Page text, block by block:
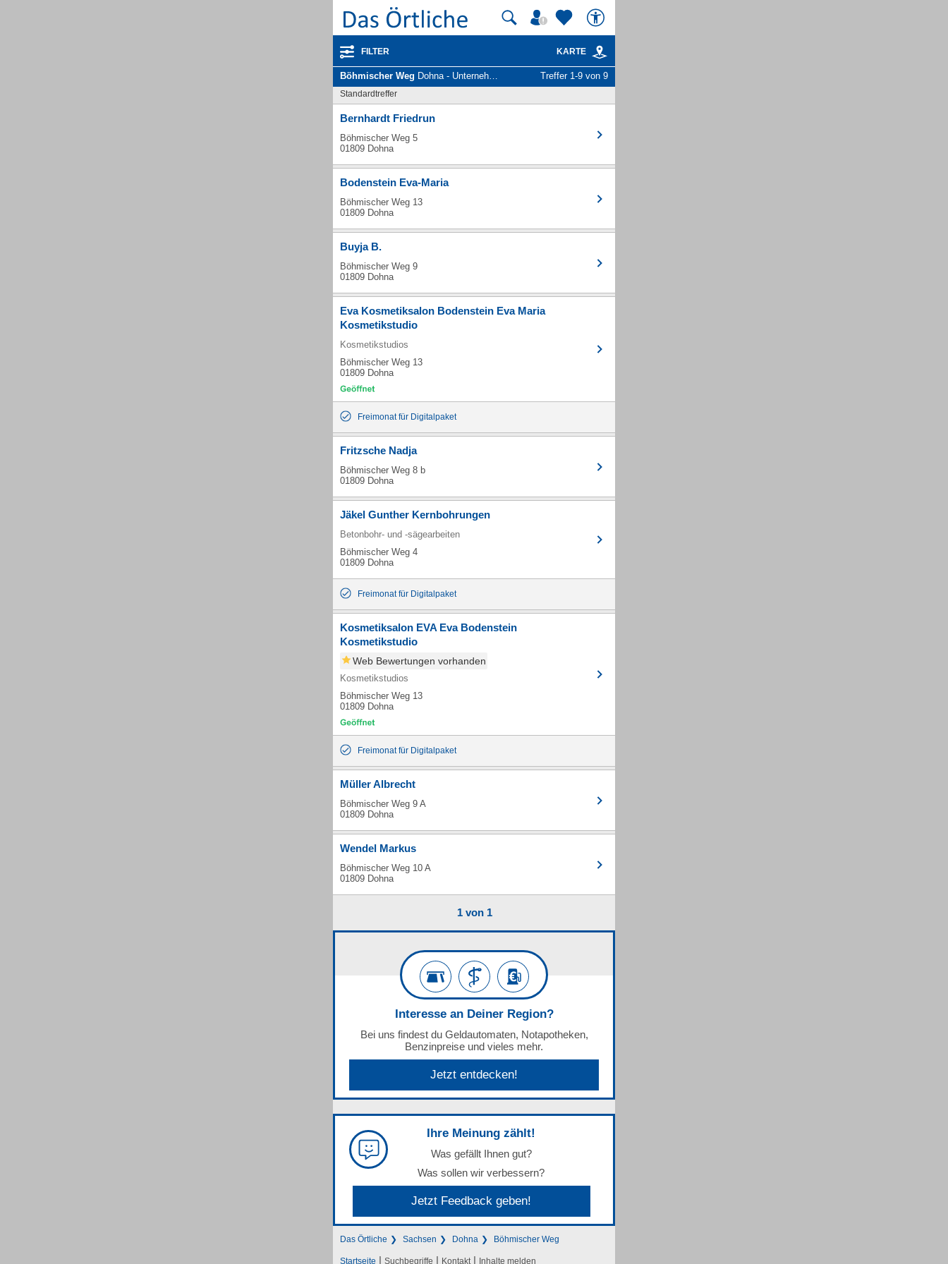
FILTER KARTE
Böhmischer Weg Dohna - Unternehmen und Personen Treffer 1-9 von 9
Standardtreffer
Bernhardt Friedrun
Böhmischer Weg 5
01809 Dohna
Bodenstein Eva-Maria
Böhmischer Weg 13
01809 Dohna
Buyja B.
Böhmischer Weg 9
01809 Dohna
Eva Kosmetiksalon Bodenstein Eva Maria
Kosmetikstudio
Kosmetikstudios
Böhmischer Weg 13
01809 Dohna
Freimonat für Digitalpaket
Fritzsche Nadja
Böhmischer Weg 8 b
01809 Dohna
Jäkel Gunther Kernbohrungen
Betonbohr- und -sägearbeiten
Böhmischer Weg 4
01809 Dohna
Freimonat für Digitalpaket
Kosmetiksalon EVA Eva Bodenstein
Kosmetikstudio
Web Bewertungen vorhanden
Kosmetikstudios
Böhmischer Weg 13
01809 Dohna
Freimonat für Digitalpaket
Müller Albrecht
Böhmischer Weg 9 A
01809 Dohna
Wendel Markus
Böhmischer Weg 10 A
01809 Dohna
1 von 1
Interesse an Deiner Region?
Bei uns findest du Geldautomaten, Notapotheken,
Benzinpreise und vieles mehr.
Jetzt entdecken!
Ihre Meinung zählt!
Was gefällt Ihnen gut?
Was sollen wir verbessern?
Jetzt Feedback geben!
Das Örtliche Sachsen Dohna Böhmischer Weg
Startseite | Suchbegriffe | Kontakt | Inhalte melden